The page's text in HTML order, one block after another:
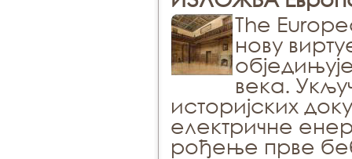
The
нову
века.
историјских
електричне
рођење прве